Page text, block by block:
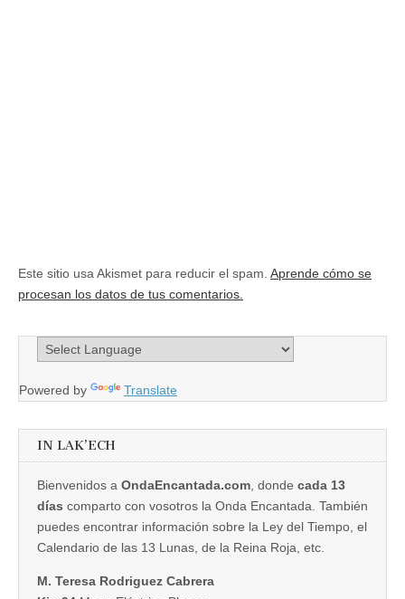
Este sitio usa Akismet para reducir el spam. Aprende cómo se
procesan los datos de tus comentarios.
Powered by Translate
IN LAK’ECH
Bienvenidos a OndaEncantada.com , donde cada 13
días comparto con vosotros la Onda Encantada. También
puedes encontrar información sobre la Ley del Tiempo, el
Calendario de las 13 Lunas, de la Reina Roja, etc.
M. Teresa Rodriguez Cabrera